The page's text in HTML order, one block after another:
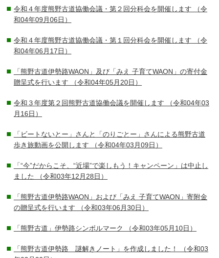
令和４年度熊野古道協働会議・第２回分科会を開催します （令
和04年09月06日）
令和４年度熊野古道協働会議・第１回分科会を開催します （令
和04年06月17日）
「熊野古道伊勢路WAON」及び「みえ 子育てWAON」の寄付金
贈呈式を行います （令和04年05月20日）
令和３年度第２回熊野古道協働会議を開催します （令和04年03
月16日）
「ビートないとー」さんと「のりごとー」さんによる熊野古道
歩き旅動画を公開します （令和04年03月09日）
「“今”だからこそ、“近場”で楽しもう！キャンペーン」は中止し
ました
（令和03年12月28日）
「熊野古道伊勢路WAON」および「みえ 子育てWAON」寄附金
の贈呈式を行います （令和03年06月30日）
「熊野古道」伊勢路シンボルマーク （令和03年05月10日）
「熊野古道伊勢路 謎解きノート」を作成しました！
（令和03